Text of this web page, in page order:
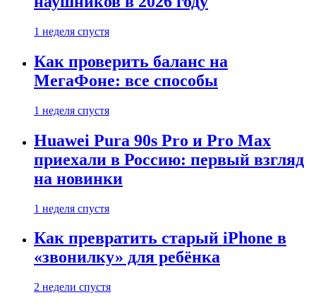
1 неделя спустя
Как проверить баланс на
МегаФоне: все способы
1 неделя спустя
Huawei Pura 90s Pro и Pro Max
приехали в Россию: первый взгляд
на новинки
1 неделя спустя
Как превратить старый iPhone в
«звонилку» для ребёнка
2 недели спустя